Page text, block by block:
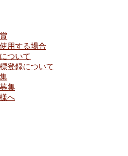
用する場合
ついて
登録について
集
へ